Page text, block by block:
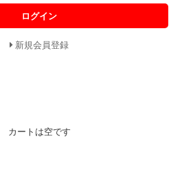
ログイン
新規会員登録
カートは空です